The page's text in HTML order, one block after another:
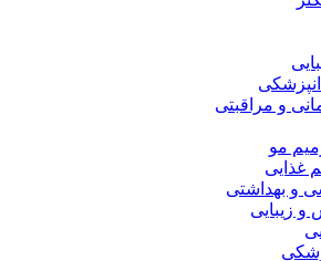
و مراقبتی
مو
غذایی
و بهداشتی
و زیبایی